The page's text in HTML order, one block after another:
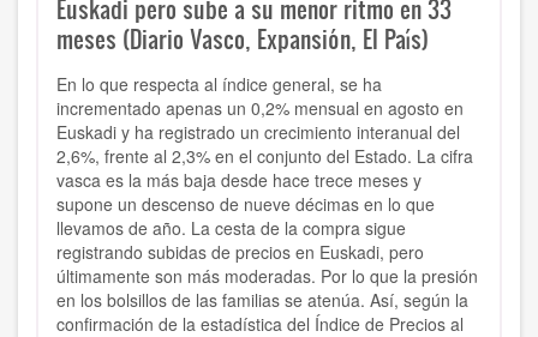
Euskadi pero sube a su menor ritmo en 33
meses (Diario Vasco, Expansión, El País)
En lo que respecta al índice general, se ha
incrementado apenas un 0,2% mensual en agosto en
Euskadi y ha registrado un crecimiento interanual del
2,6%, frente al 2,3% en el conjunto del Estado. La cifra
vasca es la más baja desde hace trece meses y
supone un descenso de nueve décimas en lo que
llevamos de año. La cesta de la compra sigue
registrando subidas de precios en Euskadi, pero
últimamente son más moderadas. Por lo que la presión
en los bolsillos de las familias se atenúa. Así, según la
confirmación de la estadística del Índice de Precios al